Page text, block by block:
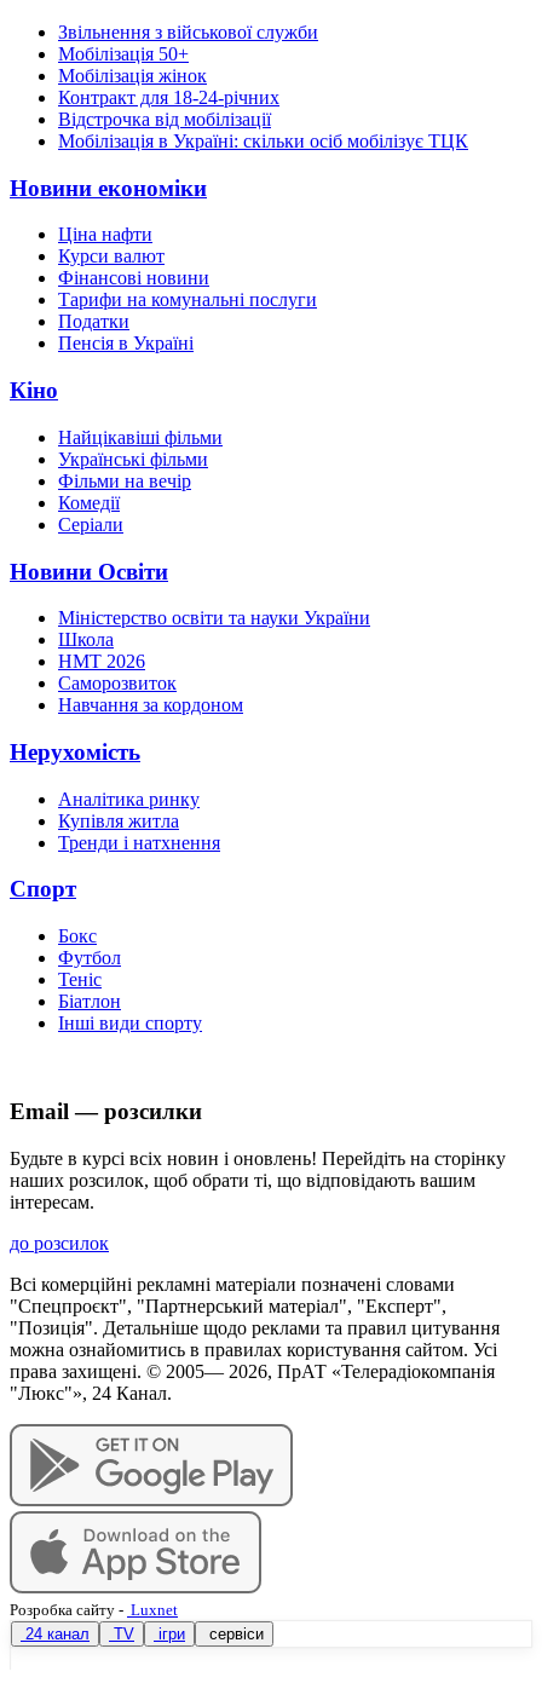
Звільнення з військової служби
Мобілізація 50+
Мобілізація жінок
Контракт для 18-24-річних
Відстрочка від мобілізації
Мобілізація в Україні: скільки осіб мобілізує ТЦК
Новини економіки
Ціна нафти
Курси валют
Фінансові новини
Тарифи на комунальні послуги
Податки
Пенсія в Україні
Кіно
Найцікавіші фільми
Українські фільми
Фільми на вечір
Комедії
Серіали
Новини Освіти
Міністерство освіти та науки України
Школа
НМТ 2026
Саморозвиток
Навчання за кордоном
Нерухомість
Аналітика ринку
Купівля житла
Тренди і натхнення
Спорт
Бокс
Футбол
Теніс
Біатлон
Інші види спорту
Email — розсилки
Будьте в курсі всіх новин і оновлень! Перейдіть на сторінку
наших розсилок, щоб обрати ті, що відповідають вашим
інтересам.
до розсилок
Всі комерційні рекламні матеріали позначені словами
"Спецпроєкт", "Партнерський матеріал", "Експерт",
"Позиція". Детальніше щодо реклами та правил цитування
можна ознайомитись в правилах користування сайтом. Усі
права захищені. © 2005— 2026, ПрАТ «Телерадіокомпанія
"Люкс"», 24 Канал.
Розробка сайту - Luxnet
24 канал
TV ігри сервіси